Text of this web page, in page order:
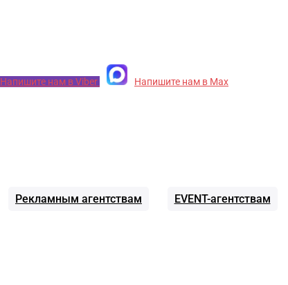
Напишите нам в Viber
Напишите нам в Max
Рекламным агентствам EVENT-агентствам